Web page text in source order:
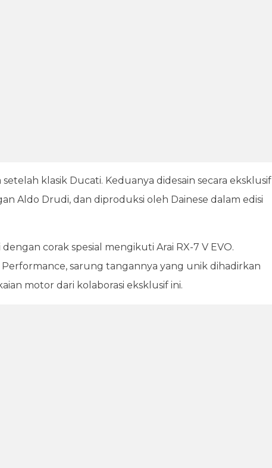
klasik Ducati. Keduanya didesain secara eksklusif
Aldo Drudi, dan diproduksi oleh Dainese dalam edisi
corak spesial mengikuti Arai RX-7 V EVO.
sarung tangannya yang unik dihadirkan
motor dari kolaborasi eksklusif ini.